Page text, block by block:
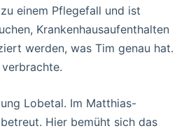
einem Pflegefall und ist
Krankenhausaufenthalten
werden, was Tim genau hat.
Lobetal. Im Matthias-
Hier bemüht sich das